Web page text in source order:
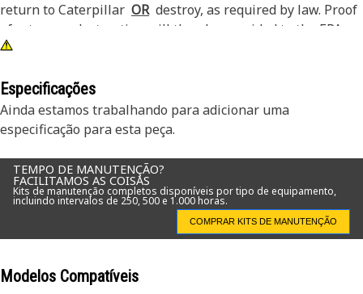
return to Caterpillar ORdestroy, as required by law. Proof
of return or destruction will then be provided to the EPA
and or California ARB if required. See PELJ1301 for
Especificações
Ainda estamos trabalhando para adicionar uma
especificação para esta peça.
TEMPO DE MANUTENÇÃO?
FACILITAMOS AS COISAS
Kits de manutenção completos disponíveis por tipo de equipamento,
incluindo intervalos de 250, 500 e 1.000 horas.
COMPRAR KITS DE MANUTENÇÃO
Modelos Compatíveis